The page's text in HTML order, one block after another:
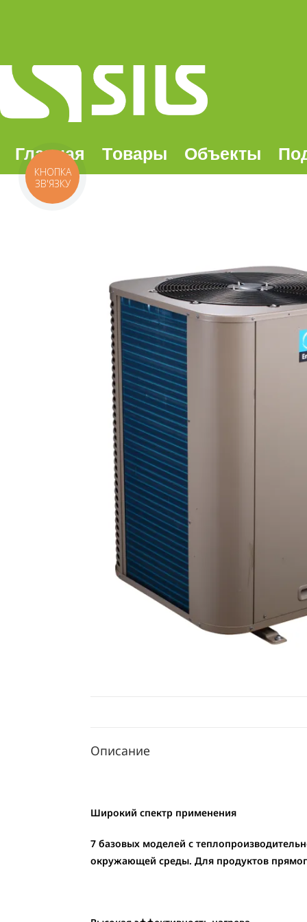
Главная Tовары Oбъекты
Описание
Широкий спектр применения
7 базовых моделей с
окружающей среды. Для продуктов
КНОПКА
ЗВ'ЯЗКУ